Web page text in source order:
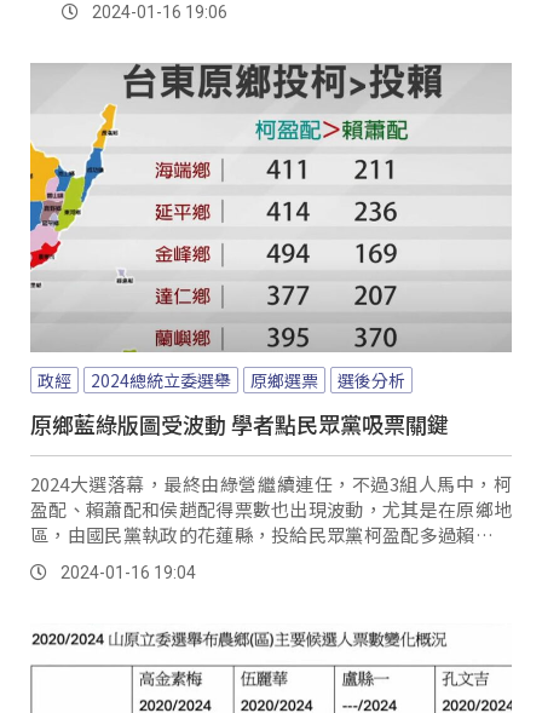
2024-01-16 19:06
政經 2024總統立委選舉 原鄉選票 選後分析
原鄉藍綠版圖受波動 學者點民眾黨吸票關鍵
2024大選落幕，最終由綠營繼續連任，不過3組人馬中，柯
盈配、賴蕭配和侯趙配得票數也出現波動，尤其是在原鄉地
區，由國民黨執政的花蓮縣，投給民眾黨柯盈配多過賴蕭配
有4個鄉，其中秀林鄉投給柯盈配有2,489票，民進黨有1,258
票；吉安鄉投柯的有1萬2,520票、賴陣營則守住1萬2,492
台東海端鄉、延平鄉、金峰鄉、達仁鄉，還有離島的蘭嶼
鄉，投柯也比投賴還多，Isak...。
2024-01-16 19:04